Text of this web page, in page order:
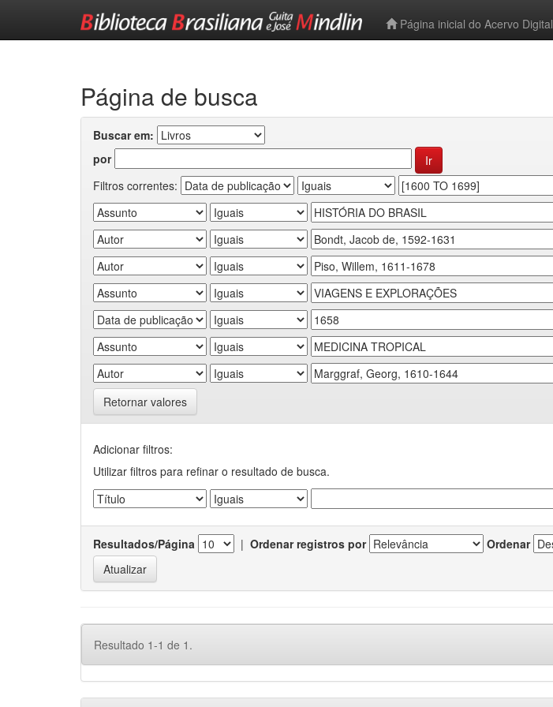
Página inicial do Acervo Digital
Página de busca
Buscar em:
por
Filtros correntes:
Retornar valores
Adicionar filtros:
Utilizar filtros para refinar o resultado de busca.
Resultados/Página | Ordenar registros por Ordenar
Resultado 1-1 de 1.